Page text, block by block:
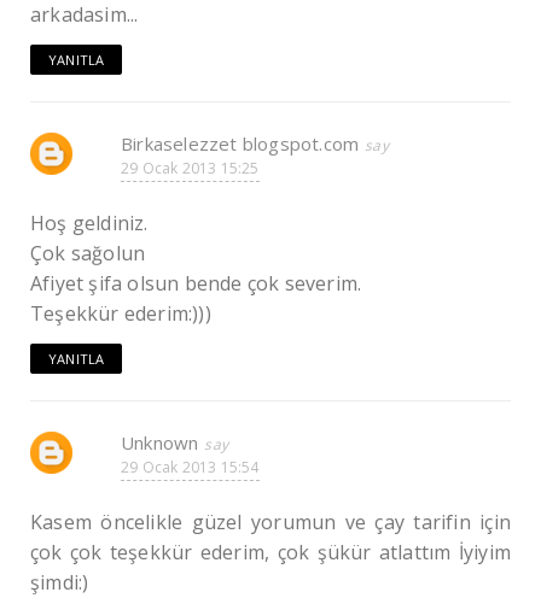
arkadasim...
YANITLA
Birkaselezzet blogspot.com
29 Ocak 2013 15:25
Hoş geldiniz.
Çok sağolun
Afiyet şifa olsun bende çok severim.
Teşekkür ederim:)))
YANITLA
Unknown
29 Ocak 2013 15:54
Kasem öncelikle güzel yorumun ve çay tarifin için
çok çok teşekkür ederim, çok şükür atlattım İyiyim
şimdi:)